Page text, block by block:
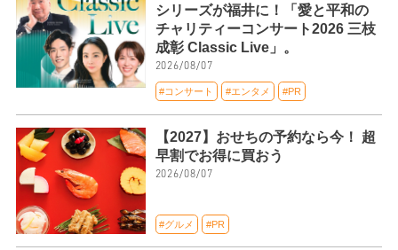
シリーズが福井に！「愛と平和の
チャリティーコンサート2026 三枝
成彰 Classic Live」。
2026/08/07
#コンサート #エンタメ #PR
【2027】おせちの予約なら今！ 超
早割でお得に買おう
2026/08/07
#グルメ #PR